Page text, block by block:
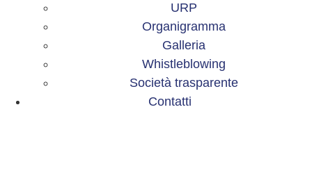
URP
Organigramma
Galleria
Whistleblowing
Società trasparente
Contatti